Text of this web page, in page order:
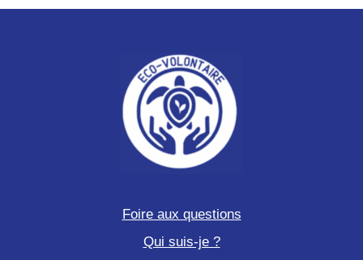
Foire aux questions
Qui suis-je ?